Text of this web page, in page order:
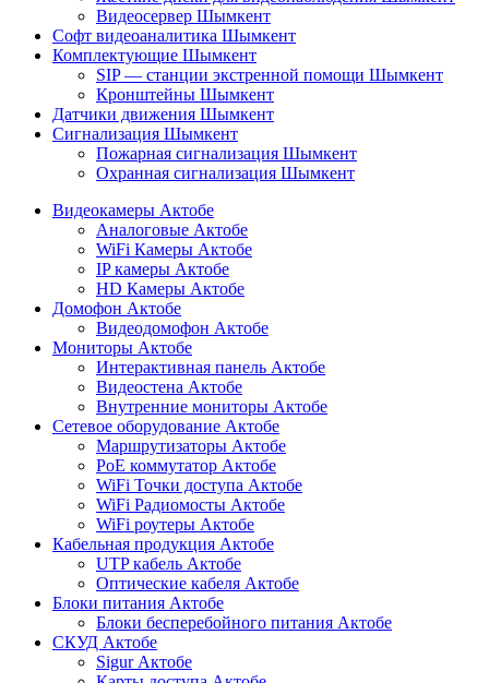
Видеосервер Шымкент
Софт видеоаналитика Шымкент
Комплектующие Шымкент
SIP — станции экстренной помощи Шымкент
Кронштейны Шымкент
Датчики движения Шымкент
Сигнализация Шымкент
Пожарная сигнализация Шымкент
Охранная сигнализация Шымкент
Видеокамеры Актобе
Аналоговые Актобе
WiFi Камеры Актобе
IP камеры Актобе
HD Камеры Актобе
Домофон Актобе
Видеодомофон Актобе
Мониторы Актобе
Интерактивная панель Актобе
Видеостена Актобе
Внутренние мониторы Актобе
Сетевое оборудование Актобе
Маршрутизаторы Актобе
PoE коммутатор Актобе
WiFi Точки доступа Актобе
WiFi Радиомосты Актобе
WiFi роутеры Актобе
Кабельная продукция Актобе
UTP кабель Актобе
Оптические кабеля Актобе
Блоки питания Актобе
Блоки бесперебойного питания Актобе
СКУД Актобе
Sigur Актобе